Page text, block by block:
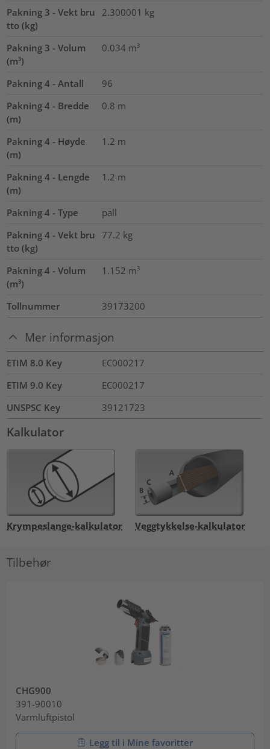
Pakning 3 - Vekt bru
tto (kg)
2.300001 kg
Pakning 3 - Volum
(m³)
0.034 m³
Pakning 4 - Antall
96
Pakning 4 - Bredde
(m)
0.8 m
Pakning 4 - Høyde
(m)
1.2 m
Pakning 4 - Lengde
(m)
1.2 m
Pakning 4 - Type
pall
Pakning 4 - Vekt bru
tto (kg)
77.2 kg
Pakning 4 - Volum
(m³)
1.152 m³
Tollnummer 39173200
Mer informasjon
ETIM 8.0 Key
EC000217
ETIM 9.0 Key
EC000217
UNSPSC Key
39121723
Kalkulator
Krympeslange-kalkulator Veggtykkelse-kalkulator
Tilbehør
CHG900
391-90010
Varmluftpistol
Legg til i Mine favoritter